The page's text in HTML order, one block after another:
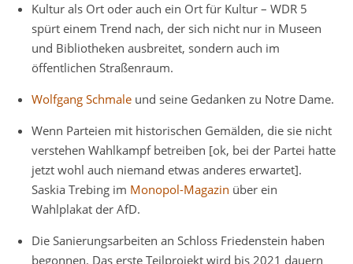
Kultur als Ort oder auch ein Ort für Kultur – WDR 5
spürt einem Trend nach, der sich nicht nur in Museen
und Bibliotheken ausbreitet, sondern auch im
öffentlichen Straßenraum.
Wolfgang Schmale und seine Gedanken zu Notre Dame.
Wenn Parteien mit historischen Gemälden, die sie nicht
verstehen Wahlkampf betreiben [ok, bei der Partei hatte
jetzt wohl auch niemand etwas anderes erwartet].
Saskia Trebing im Monopol-Magazin über ein
Wahlplakat der AfD.
Die Sanierungsarbeiten an Schloss Friedenstein haben
begonnen. Das erste Teilprojekt wird bis 2021 dauern